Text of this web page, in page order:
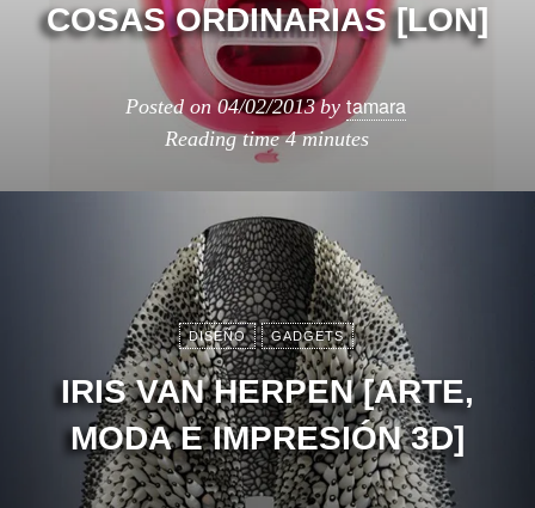
COSAS ORDINARIAS [LON]
Posted on04/02/2013 by tamara
Reading time4 minutes
DISEÑO GADGETS
IRIS VAN HERPEN [ARTE,
MODA E IMPRESIÓN 3D]